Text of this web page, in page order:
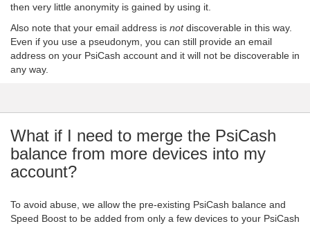
then very little anonymity is gained by using it.
Also note that your email address is notdiscoverable in this way.
Even if you use a pseudonym, you can still provide an email
address on your PsiCash account and it will not be discoverable in
any way.
What if I need to merge the PsiCash
balance from more devices into my
account?
To avoid abuse, we allow the pre-existing PsiCash balance and
Speed Boost to be added from only a few devices to your PsiCash